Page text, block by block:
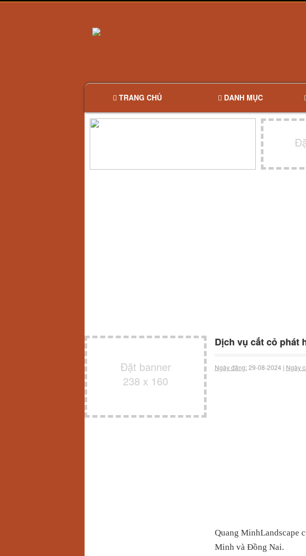
TRANG CHỦ DANH MỤC
Đặt banner
238 x 160
Dịch vụ cắt cỏ phát
Ngày đăng:29-08-2024 | Ngày
Quang MinhLandscape
Minh và Đồng Nai.